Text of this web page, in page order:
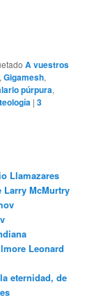
A vuestros
,Gigamesh,
púrpura,
teología |3
Llamazares
Larry McMurtry
Leonard
eternidad, de